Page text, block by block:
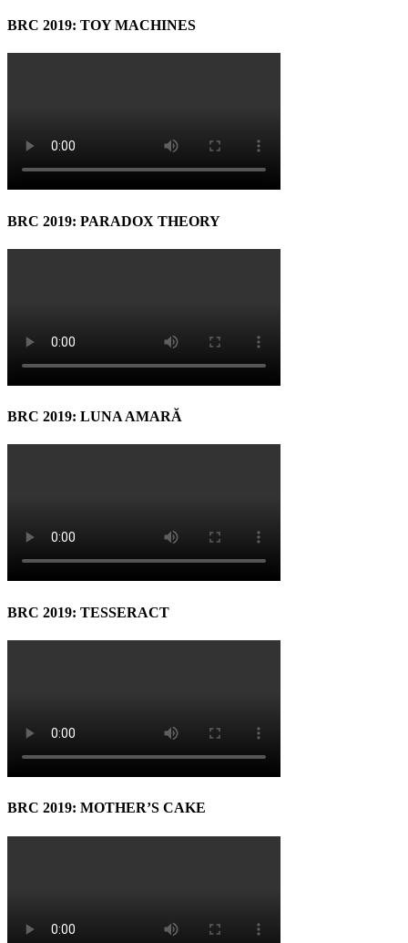
BRC 2019: TOY MACHINES
BRC 2019: PARADOX THEORY
BRC 2019: LUNA AMARĂ
BRC 2019: TESSERACT
BRC 2019: MOTHER’S CAKE